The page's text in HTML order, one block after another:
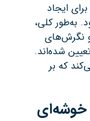
ایجاد
به‌طور کلی،
نگرش‌های
شده‌اند.
که بر
خوشه‌ای